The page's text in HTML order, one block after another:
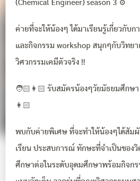
(Chemical Engineer) season 3 ⚙️
ค่ายที่จะให้น้องๆ ได้มาเรียนรู้เกี่ยวกับก
และกิจกรรม workshop สนุกๆกับวิทยา
วิศวกรรมเคมีตัวจริง !!
🧑🏻👩🏻 รับสมัครน้องๆวัยมัธยมศึกษา
👩🏻
พบกับค่ายพิเศษ ที่จะทำให้น้องๆได้สัมผั
เรียน ประสบการณ์ ทักษะที่จำเป็นของวิ
ศึกษาต่อในระดับอุดมศึกษาพร้อมกิจก